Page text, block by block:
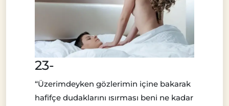
23-
“Üzerimdeyken gözlerimin içine bakarak
hafifçe dudaklarını ısırması beni ne kadar